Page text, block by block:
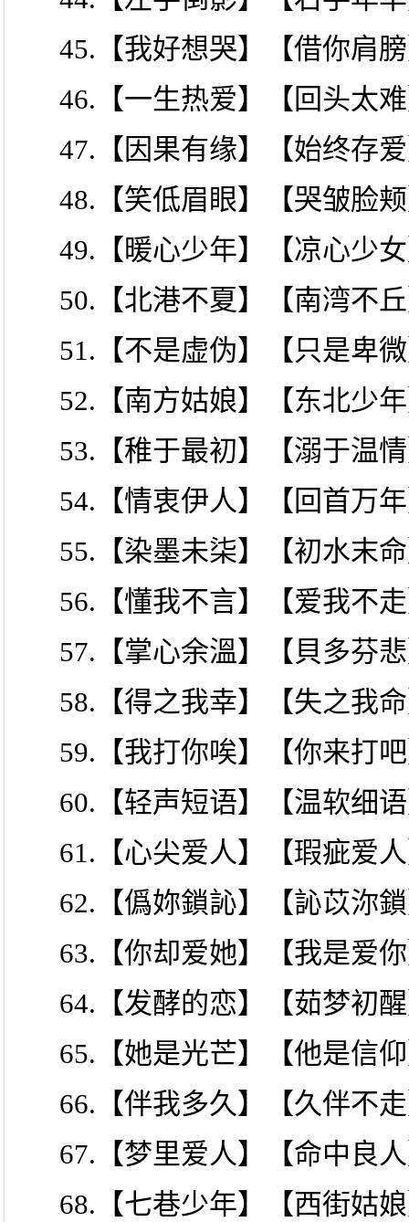
45.【我好想哭】【借你肩
46.【一生热爱】【回头太
47.【因果有缘】【始终存
48.【笑低眉眼】【哭皱脸
49.【暖心少年】【凉心少
50.【北港不夏】【南湾不
51.【不是虚伪】【只是卑
52.【南方姑娘】【东北少
53.【稚于最初】【溺于温
54.【情衷伊人】【回首万
55.【染墨未柒】【初水末
56.【懂我不言】【爱我不
57.【掌心余溫】【貝多芬
58.【得之我幸】【失之我
59.【我打你唉】【你来打
60.【轻声短语】【温软细
61.【心尖爱人】【瑕疵爱
62.【僞妳鎖訫】【訫苡沵
63.【你却爱她】【我是爱
64.【发酵的恋】【茹梦初
65.【她是光芒】【他是信
66.【伴我多久】【久伴不
67.【梦里爱人】【命中良
68.【七巷少年】【西街姑